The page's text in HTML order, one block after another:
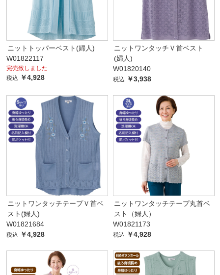
ニットトッパーベスト(婦人)
W01822117
完売致しました
税込 ￥4,928
ニットワンタッチＶ首ベスト
(婦人)
W01820140
税込 ￥3,938
ニットワンタッチテープＶ首ベ
スト(婦人)
W01821684
税込 ￥4,928
ニットワンタッチテープ丸首ベ
スト（婦人）
W01821173
税込 ￥4,928